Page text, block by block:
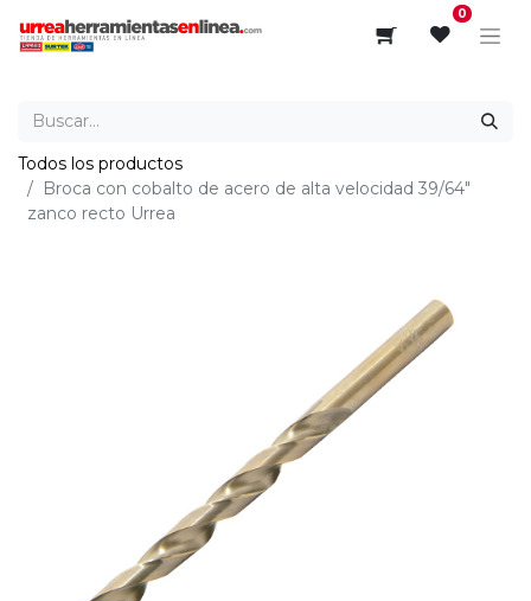
0
Todos los productos
Broca con cobalto de acero de alta velocidad 39/64"
zanco recto Urrea